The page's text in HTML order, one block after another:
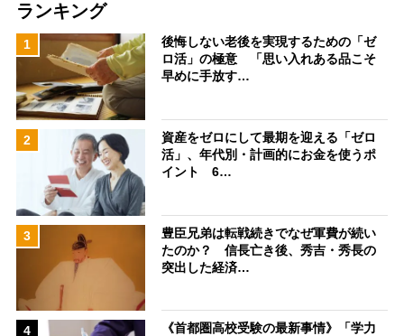
ランキング
1
後悔しない老後を実現するための「ゼ
ロ活」の極意 「思い入れある品こそ
早めに手放す…
2
資産をゼロにして最期を迎える「ゼロ
活」、年代別・計画的にお金を使うポ
イント 6…
3
豊臣兄弟は転戦続きでなぜ軍費が続い
たのか？ 信長亡き後、秀吉・秀長の
突出した経済…
4 《首都圏高校受験の最新事情》「学力